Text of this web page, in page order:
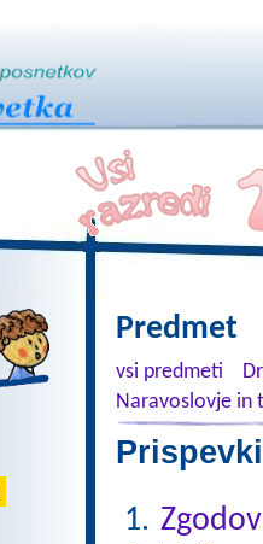
Predmet
vsi predmeti
Naravoslovje in